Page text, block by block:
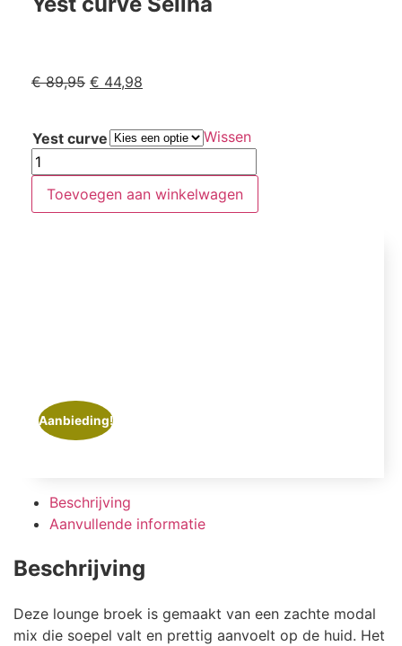
€89,95 € 44,98
Yest curve Wissen
Toevoegen aan winkelwagen
Aanbieding!
Beschrijving
Aanvullende informatie
Beschrijving
Deze lounge broek is gemaakt van een zachte modal
mix die soepel valt en prettig aanvoelt op de huid. Het